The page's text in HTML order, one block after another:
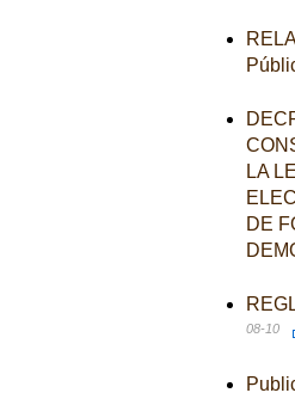
LA
DE
08-10